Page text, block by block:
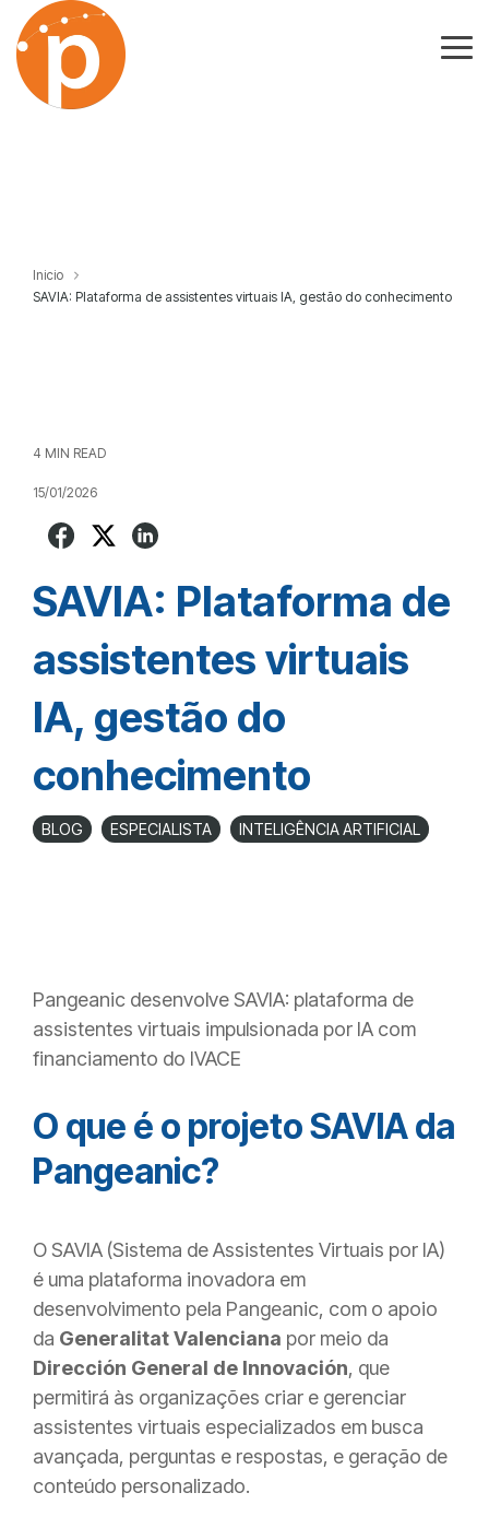
Skip
the
main
content.
Inicio
SAVIA: Plataforma de assistentes virtuais IA, gestão do conhecimento
4 MIN READ
15/01/2026
SAVIA: Plataforma de
assistentes virtuais
IA, gestão do
conhecimento
BLOG ESPECIALISTA INTELIGÊNCIA ARTIFICIAL
Pangeanic desenvolve SAVIA: plataforma de
assistentes virtuais impulsionada por IA com
financiamento do IVACE
O que é o projeto SAVIA da
Pangeanic?
O SAVIA (Sistema de Assistentes Virtuais por IA)
é uma plataforma inovadora em
desenvolvimento pela Pangeanic, com o apoio
da Generalitat Valenciana por meio da
Dirección General de Innovación, que
permitirá às organizações criar e gerenciar
assistentes virtuais especializados em busca
avançada, perguntas e respostas, e geração de
conteúdo personalizado.